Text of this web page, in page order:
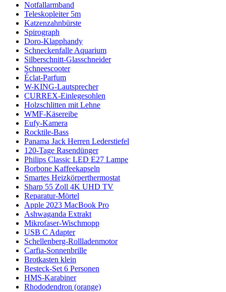
Notfallarmband
Teleskopleiter 5m
Katzenzahnbürste
Spirograph
Doro-Klapphandy
Schneckenfalle Aquarium
Silberschnitt-Glasschneider
Schneescooter
Éclat-Parfum
W-KING-Lautsprecher
CURREX-Einlegesohlen
Holzschlitten mit Lehne
WMF-Käsereibe
Eufy-Kamera
Rocktile-Bass
Panama Jack Herren Lederstiefel
120-Tage Rasendünger
Philips Classic LED E27 Lampe
Borbone Kaffeekapseln
Smartes Heizkörperthermostat
Sharp 55 Zoll 4K UHD TV
Reparatur-Mörtel
Apple 2023 MacBook Pro
Ashwaganda Extrakt
Mikrofaser-Wischmopp
USB C Adapter
Schellenberg-Rollladenmotor
Carfia-Sonnenbrille
Brotkasten klein
Besteck-Set 6 Personen
HMS-Karabiner
Rhododendron (orange)